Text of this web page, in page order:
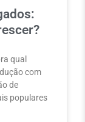
qual
com
de
populares